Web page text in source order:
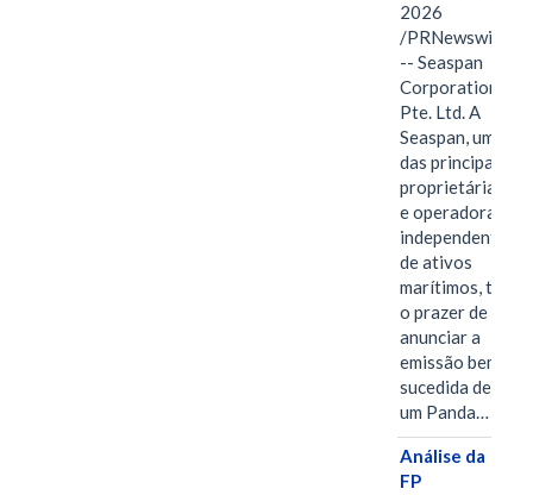
2026
/PRNewswire/
-- Seaspan
Corporation
Pte. Ltd. A
Seaspan, uma
das principais
proprietárias
e operadoras
independentes
de ativos
marítimos, tem
o prazer de
anunciar a
emissão bem-
sucedida de
um Panda…
Análise da
FP